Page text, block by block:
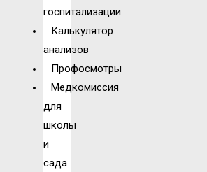
госпитализации
Калькулятор
анализов
Профосмотры
Медкомиссия
для
школы
и
сада